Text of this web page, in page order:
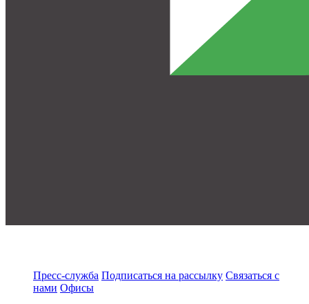
Пресс-служба Подписаться на рассылку Связаться с
нами Офисы